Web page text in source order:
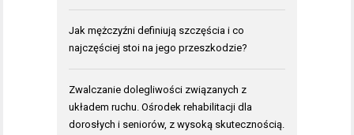
Jak mężczyźni definiują szczęścia i co
najczęściej stoi na jego przeszkodzie?
Zwalczanie dolegliwości związanych z
układem ruchu. Ośrodek rehabilitacji dla
dorosłych i seniorów, z wysoką skutecznością.